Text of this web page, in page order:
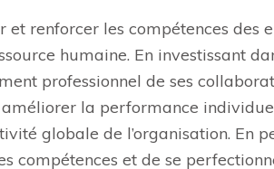
et renforcer les compétences des
humaine. En investissant
professionnel de ses
la performance
globale de l’organisation. En
compétences et de se